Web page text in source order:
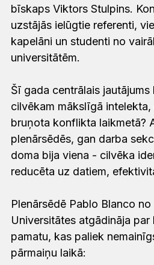
bīskaps Viktors Stulpins.
uzstājās ielūgtie referenti,
kapelāni un studenti no
universitātēm.
Šī gada centrālais
cilvēkam mākslīgā
bruņota konflikta laikmetā?
plenārsēdēs, gan darba
doma bija viena - cilvēka
reducēta uz datiem,
Plenārsēdē Pablo Blanco
Universitātes atgādināja
pamatu, kas paliek
pārmaiņu laikā: